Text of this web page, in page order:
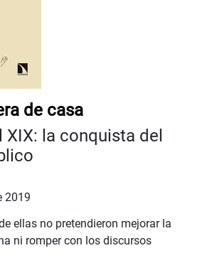
de casa
XIX: la conquista del
2019
ellas no pretendieron mejorar la
ni romper con los discursos